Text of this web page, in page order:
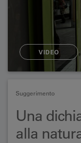
VIDEO
Suggerimento
Una
alla